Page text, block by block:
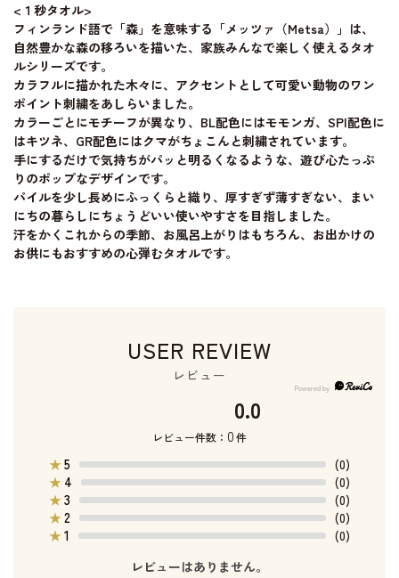
<１秒タオル>
フィンランド語で「森」を意味する「メッツァ（Metsa）」は、
自然豊かな森の移ろいを描いた、家族みんなで楽しく使えるタオ
ルシリーズです。
カラフルに描かれた木々に、アクセントとして可愛い動物のワン
ポイント刺繍をあしらいました。
カラーごとにモチーフが異なり、BL配色にはモモンガ、SPI配色に
はキツネ、GR配色にはクマがちょこんと刺繍されています。
手にするだけで気持ちがパッと明るくなるような、遊び心たっぷ
りのポップなデザインです。
パイルを少し長めにふっくらと織り、厚すぎず薄すぎない、まい
にちの暮らしにちょうどいい使いやすさを目指しました。
汗をかくこれからの季節、お風呂上がりはもちろん、お出かけの
お供にもおすすめの心弾むタオルです。
USER REVIEW
レビュー
0.0
レビュー件数： 0件
★5
(0)
★ 4
(0)
★3
(0)
★2
(0)
★1
(0)
レビューはありません。